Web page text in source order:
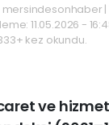
|
11.05.2026 -
kez okundu.
ve